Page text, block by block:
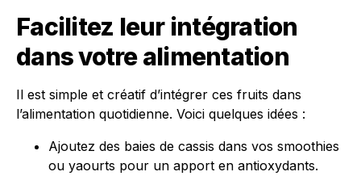
Facilitez leur intégration
dans votre alimentation
Il est simple et créatif d’intégrer ces fruits dans
l’alimentation quotidienne. Voici quelques idées :
Ajoutez des baies de cassis dans vos smoothies
ou yaourts pour un apport en antioxydants.